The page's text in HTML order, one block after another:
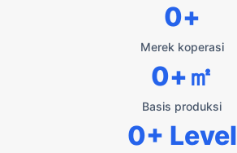
Merek koperasi
0+
Basis produksi
0+㎡
0+ Level